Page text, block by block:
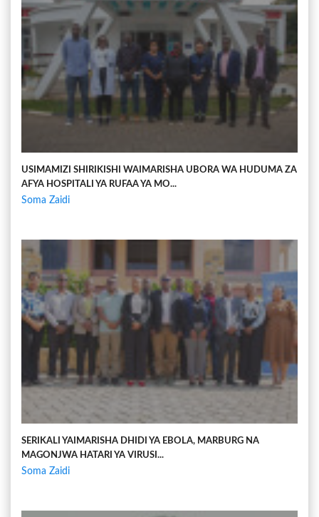
USIMAMIZI SHIRIKISHI WAIMARISHA UBORA WA HUDUMA ZA
AFYA HOSPITALI YA RUFAA YA MO...
Soma Zaidi
SERIKALI YAIMARISHA DHIDI YA EBOLA, MARBURG NA
MAGONJWA HATARI YA VIRUSI...
Soma Zaidi